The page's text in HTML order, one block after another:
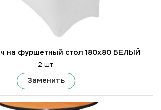
на фуршетный стол 180х80 БЕЛЫЙ
2 шт.
Заменить